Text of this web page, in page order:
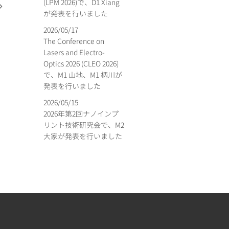
(LPM 2026)で、D1 Xiang
が発表を行いました
2026/05/17
The Conference on
Lasers and Electro-
Optics 2026 (CLEO 2026)
で、M1 山地、M1 柄川が
発表を行いました
2026/05/15
2026年第2回ナノインプ
リント技術研究会で、M2
大家が発表を行いました